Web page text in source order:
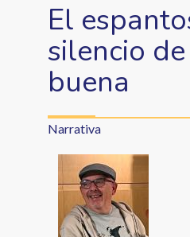
El
silencio
buena
Narrativa